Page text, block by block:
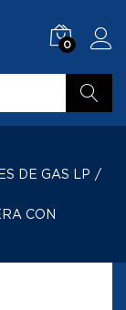
0
DE GAS LP /
CON